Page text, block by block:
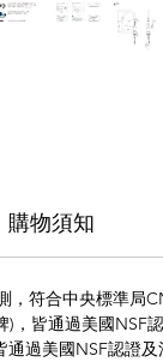
購物須知
符合中央標準局
，皆通過美國NSF
過美國NSF認證及